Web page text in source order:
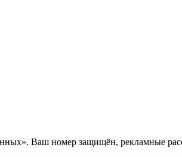
Ваш номер защищён, рекламные